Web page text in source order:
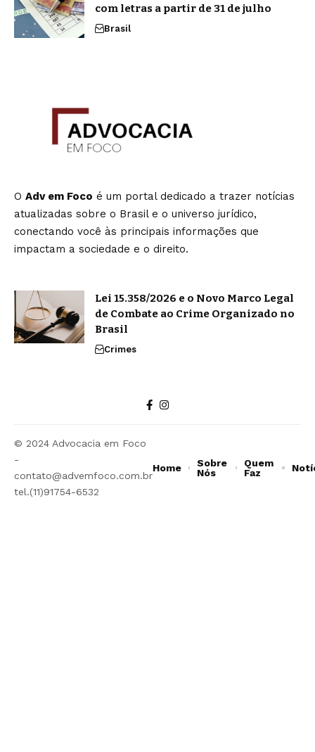
com letras a partir de 31 de julho
Brasil
O Adv em Foco é um portal dedicado a trazer notícias
atualizadas sobre o Brasil e o universo jurídico,
conectando você às principais informações que
impactam a sociedade e o direito.
Lei 15.358/2026 e o Novo Marco Legal
de Combate ao Crime Organizado no
Brasil
Crimes
© 2024 Advocacia em Foco
-
contato@advemfoco.com.br
tel.(11)91754-6532
Home
Sobre
Nós
Quem
Faz